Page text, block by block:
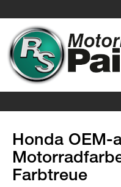
Honda OEM-
Farbtreue